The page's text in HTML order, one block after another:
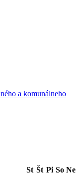
a komunálneho
St Št Pi So Ne